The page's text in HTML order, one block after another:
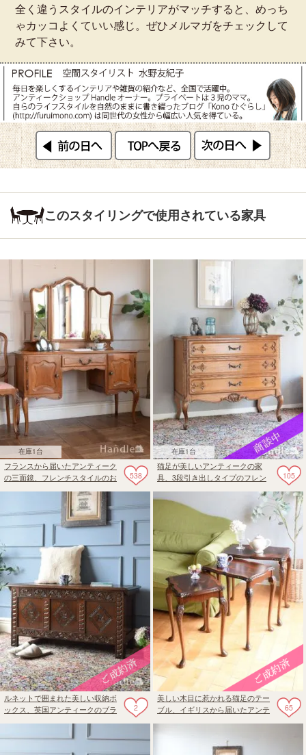
全く違うスタイルのインテリアがマッチすると、めっち
ゃカッコよくていい感じ。ぜひメルマガをチェックして
みて下さい。
このスタイリングで使用されている家具
在庫1台
538
フランスから届いたアンティーク
の三面鏡、フレンチスタイルのお
在庫1台
105
猫足が美しいアンティークの家
具、3段引き出しタイプのフレン
2
ルネットで囲まれた美しい収納ボ
ックス、英国アンティークのブラ
ンケットボックス
65
美しい木目に惹かれる猫足のテー
ブル、イギリスから届いたアンテ
ィークのネストテーブル